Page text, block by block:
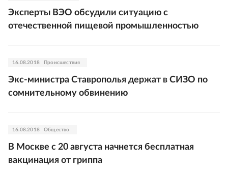
Эксперты ВЭО обсудили ситуацию с
отечественной пищевой промышленностью
16.08.2018 Происшествия
Экс-министра Ставрополья держат в СИЗО по
сомнительному обвинению
16.08.2018 Общество
В Москве с 20 августа начнется бесплатная
вакцинация от гриппа